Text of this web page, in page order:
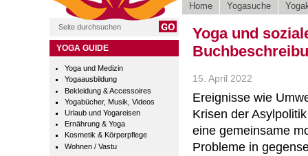
YOGA GUIDE
Yoga und Medizin
Yogaausbildung
Bekleidung & Accessoires
Yogabücher, Musik, Videos
Urlaub und Yogareisen
Ernährung & Yoga
Kosmetik & Körperpflege
Wohnen / Vastu
Home Yogasuche
Yoga und
15. April 2022
Ereignisse wie
Krisen der
eine gemeinsame
Probleme in